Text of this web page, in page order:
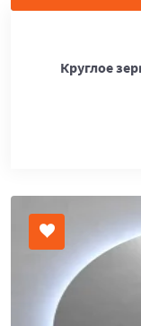
Круглое